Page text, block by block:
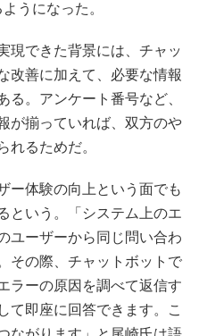
うになった。
現できた背景には、チャッ
改善に加えて、必要な情報
る。アンケート番号など、
が揃っていれば、双方のや
れるためだ。
ー体験の向上という面でも
という。「システム上のエ
ユーザーから同じ問い合わ
その際、チャットボットで
ラーの原因を調べて返信す
て即座に回答できます。こ